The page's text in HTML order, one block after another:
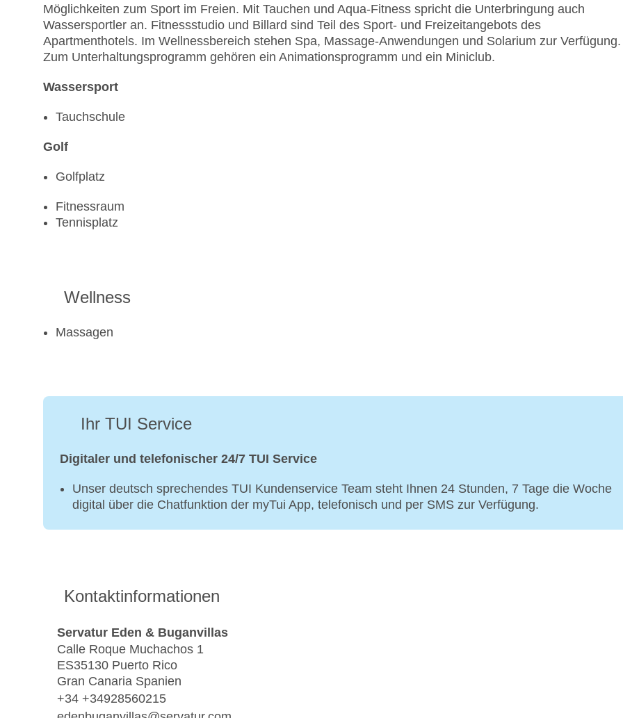
Möglichkeiten zum Sport im Freien. Mit Tauchen und Aqua-Fitness spricht die Unterbringung auch
Wassersportler an. Fitnessstudio und Billard sind Teil des Sport- und Freizeitangebots des
Apartmenthotels. Im Wellnessbereich stehen Spa, Massage-Anwendungen und Solarium zur Verfügung.
Zum Unterhaltungsprogramm gehören ein Animationsprogramm und ein Miniclub.
Wassersport
Tauchschule
Golf
Golfplatz
Fitnessraum
Tennisplatz
Wellness
Massagen
Ihr TUI Service
Digitaler und telefonischer 24/7 TUI Service
Unser deutsch sprechendes TUI Kundenservice Team steht Ihnen 24 Stunden, 7 Tage die Woche
digital über die Chatfunktion der myTui App, telefonisch und per SMS zur Verfügung.
Kontaktinformationen
Servatur Eden & Buganvillas
Calle Roque Muchachos 1
ES35130 Puerto Rico
Gran Canaria Spanien
+34 +34928560215